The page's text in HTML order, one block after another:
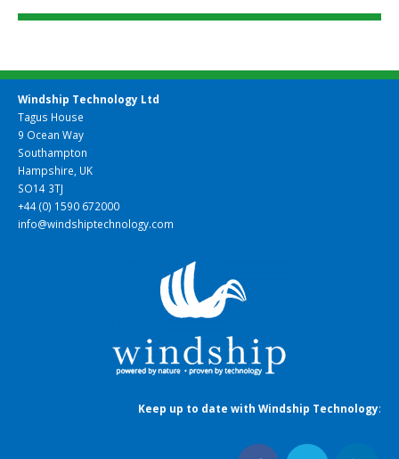
Windship Technology Ltd
Tagus House
9 Ocean Way
Southampton
Hampshire, UK
SO14 3TJ
+44 (0) 1590 672000
info@windshiptechnology.com
Keep up to date with Windship Technology: